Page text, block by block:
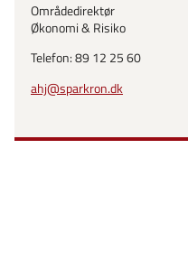
Områdedirektør
Økonomi & Risiko
Telefon: 89 12 25 60
ahj@sparkron.dk